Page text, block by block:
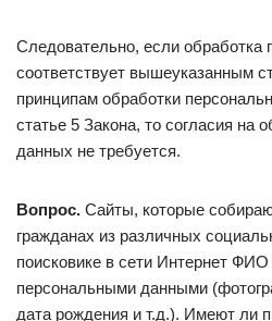
Следовательно, если обработка
соответствует вышеуказанным
принципам обработки
статье 5 Закона, то согласия на
данных не требуется.
Вопрос. Сайты, которые
гражданах из различных
поисковике в сети Интернет
персональными данными
дата рождения и т.д.). Имеют ли